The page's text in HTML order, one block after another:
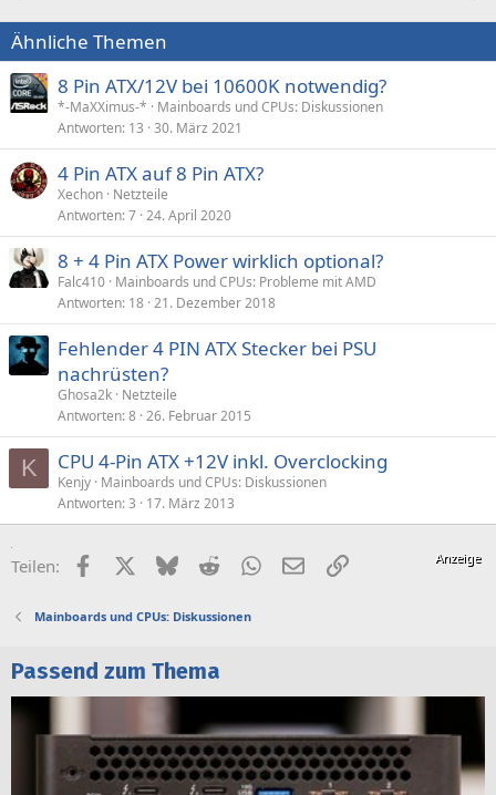
Ähnliche Themen
8 Pin ATX/12V bei 10600K notwendig?
*-MaXXimus-*
Mainboards und CPUs: Diskussionen
Antworten 13 30. März 2021
4 Pin ATX auf 8 Pin ATX?
Xechon Netzteile
Antworten 7 24. April 2020
8 + 4 Pin ATX Power wirklich optional?
Falc410 Mainboards und CPUs: Probleme mit AMD
Antworten 18 21. Dezember 2018
Fehlender 4 PIN ATX Stecker bei PSU
nachrüsten?
Ghosa2k Netzteile
Antworten 8 26. Februar 2015
K CPU 4-Pin ATX +12V inkl. Overclocking
Kenjy Mainboards und CPUs: Diskussionen
Antworten 3 17. März 2013
Teilen: FacebookX (Twitter)
BlueskyRedditWhatsApp
E-MailLink
Mainboards und CPUs: Diskussionen
Passend zum Thema